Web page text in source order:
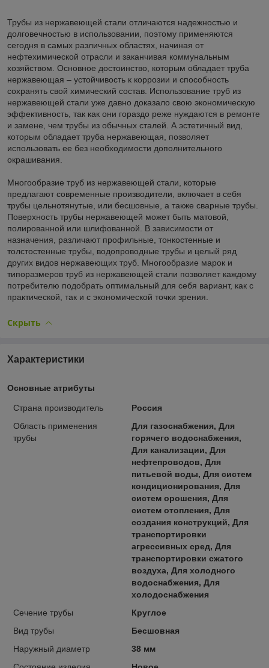
Трубы из нержавеющей стали отличаются надежностью и
долговечностью в использовании, поэтому применяются
сегодня в самых различных областях, начиная от
нефтехимической отрасли и заканчивая коммунальным
хозяйством. Основное достоинство, которым обладает труба
нержавеющая – устойчивость к коррозии и способность
сохранять свой химический состав. Использование труб из
нержавеющей стали уже давно доказало свою экономическую
эффективность, так как они гораздо реже нуждаются в ремонте
и замене, чем трубы из обычных сталей. А эстетичный вид,
которым обладает труба нержавеющая, позволяет
использовать ее без необходимости дополнительного
окрашивания.
Многообразие труб из нержавеющей стали, которые
предлагают современные производители, включает в себя
трубы цельнотянутые, или бесшовные, а также сварные трубы.
Поверхность трубы нержавеющей может быть матовой,
полированной или шлифованной. В зависимости от
назначения, различают профильные, тонкостенные и
толстостенные трубы, водопроводные трубы и целый ряд
других видов нержавеющих труб. Многообразие марок и
типоразмеров труб из нержавеющей стали позволяет каждому
потребителю подобрать оптимальный для себя вариант, как с
практической, так и с экономической точки зрения.
Скрыть
Характеристики
Основные атрибуты
Страна производитель
Россия
Область применения
трубы
Для газоснабжения, Для
горячего водоснабжения,
Для канализации, Для
нефтепроводов, Для
питьевой воды, Для систем
кондиционирования, Для
систем орошения, Для
систем отопления, Для
создания конструкций, Для
транспортировки
агрессивных сред, Для
транспортировки сжатого
воздуха, Для холодного
водоснабжения, Для
холодоснабжения
Сечение трубы
Круглое
Вид трубы
Бесшовная
Наружный диаметр
38 мм